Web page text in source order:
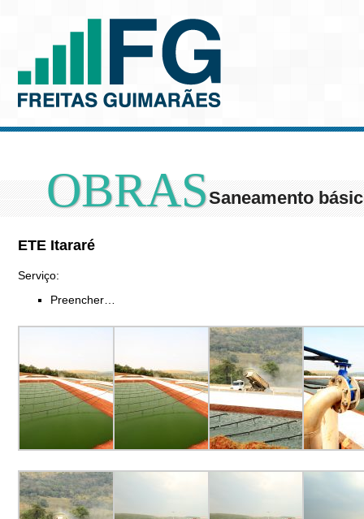
OBRASSaneamento
ETE Itararé
Serviço:
Preencher…